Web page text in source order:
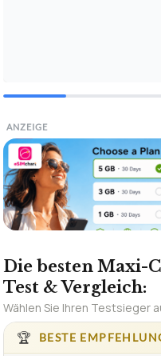
ANZEIGE
Die besten Maxi-
Test & Vergleich:
Wählen Sie Ihren Testsieger
🏆
BESTE